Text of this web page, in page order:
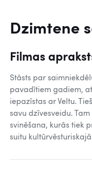
Dzimtene
Filmas
Stāsts par
pavadītiem gadiem,
iepazīstas ar Veltu.
savu dzīvesveidu.
svinēšana, kurās tiek
suitu